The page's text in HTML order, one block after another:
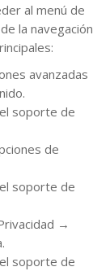
al menú de
la navegación
avanzadas
soporte de
de
soporte de
→
soporte de